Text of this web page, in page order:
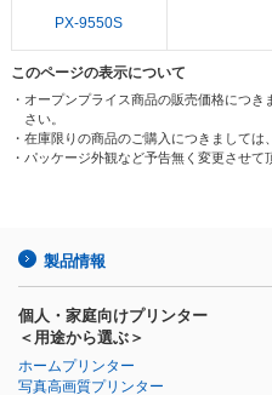
PX-9550S
このページの表示について
・オープンプライス商品の販売価格につ
さい。
・在庫限りの商品のご購入につきましては
・パッケージ外観など予告無く変更させて
製品情報
個人・家庭向けプリンター
＜用途から選ぶ＞
ホームプリンター
写真高画質プリンター